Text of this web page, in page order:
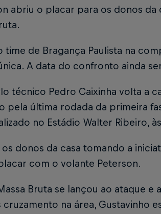
abriu o placar para os donos da
de Bragança Paulista na
A data do confronto ainda
técnico Pedro Caixinha volta a
pela última rodada da primeira
no Estádio Walter Ribeiro,
donos da casa tomando a
com o volante Peterson.
Bruta se lançou ao ataque e
cruzamento na área, Gustavinho